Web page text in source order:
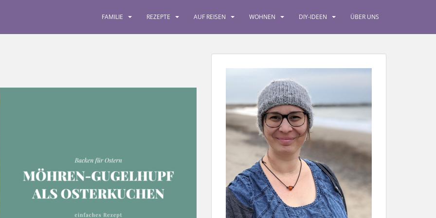
FAMILIE REZEPTE AUF REISEN WOHNEN DIY-IDEEN ÜBER UNS